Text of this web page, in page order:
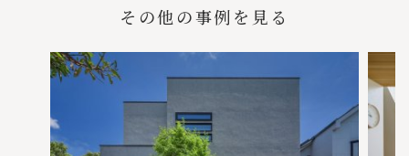
その他の事例を見る